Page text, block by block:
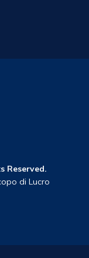
Reserved.
di Lucro